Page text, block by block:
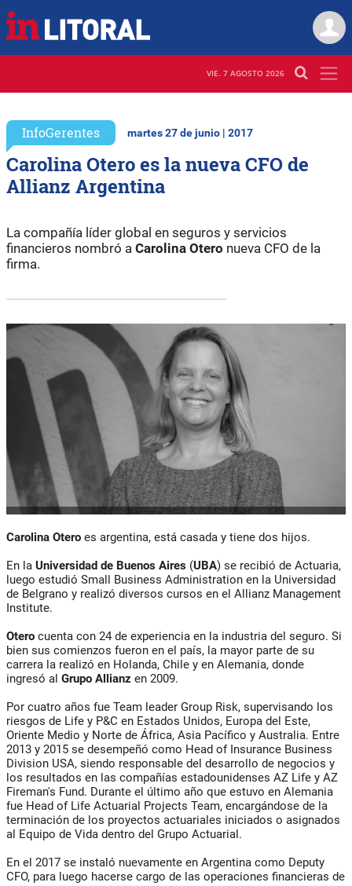
VIE. 7 AGOSTO 2026
InfoGerentes martes 27 de junio | 2017
Carolina Otero es la nueva CFO de
Allianz Argentina
La compañía líder global en seguros y servicios
financieros nombró a Carolina Otero nueva CFO de la
firma.
Carolina Otero es argentina, está casada y tiene dos hijos.
En la Universidad de Buenos Aires (UBA) se recibió de Actuaria,
luego estudió Small Business Administration en la Universidad
de Belgrano y realizó diversos cursos en el Allianz Management
Institute.
Otero cuenta con 24 de experiencia en la industria del seguro. Si
bien sus comienzos fueron en el país, la mayor parte de su
carrera la realizó en Holanda, Chile y en Alemania, donde
ingresó al Grupo Allianz en 2009.
Por cuatro años fue Team leader Group Risk, supervisando los
riesgos de Life y P&C en Estados Unidos, Europa del Este,
Oriente Medio y Norte de África, Asia Pacífico y Australia. Entre
2013 y 2015 se desempeñó como Head of Insurance Business
Division USA, siendo responsable del desarrollo de negocios y
los resultados en las compañías estadounidenses AZ Life y AZ
Fireman's Fund. Durante el último año que estuvo en Alemania
fue Head of Life Actuarial Projects Team, encargándose de la
terminación de los proyectos actuariales iniciados o asignados
al Equipo de Vida dentro del Grupo Actuarial.
En el 2017 se instaló nuevamente en Argentina como Deputy
CFO, para luego hacerse cargo de las operaciones financieras de